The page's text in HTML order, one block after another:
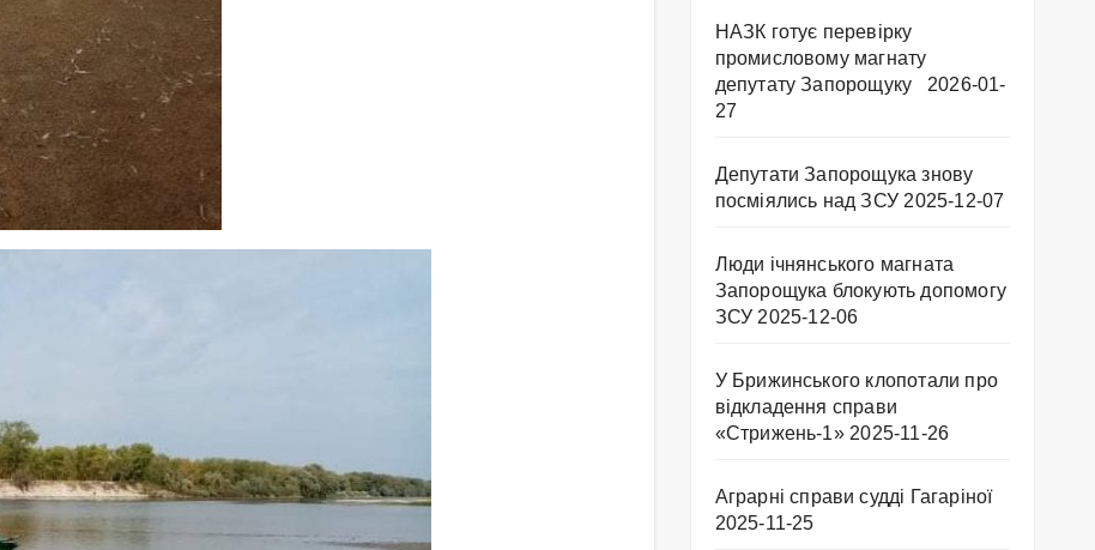
НАЗК готує перевірку
промисловому магнату
депутату Запорощуку
2026-01-
27
Депутати Запорощука знову
посміялись над ЗСУ 2025-12-07
Люди ічнянського магната
Запорощука блокують допомогу
ЗСУ 2025-12-06
У Брижинського клопотали про
відкладення справи
«Стрижень-1» 2025-11-26
Аграрні справи судді Гагаріної
2025-11-25